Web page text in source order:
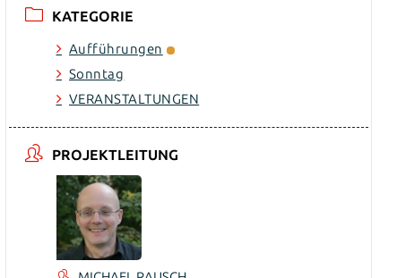
KATEGORIE
Aufführungen
Sonntag
VERANSTALTUNGEN
PROJEKTLEITUNG